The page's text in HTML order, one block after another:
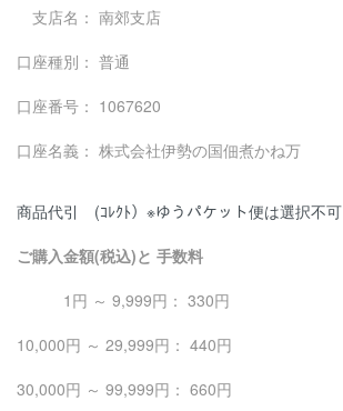
支店名： 南郊支店
口座種別： 普通
口座番号： 1067620
口座名義： 株式会社伊勢の国佃煮かね万
商品代引 (ｺﾚｸﾄ）※ゆうパケット便は選択不可
ご購入金額(税込)と 手数料
1円 ～ 9,999円： 330円
10,000円 ～ 29,999円： 440円
30,000円 ～ 99,999円： 660円